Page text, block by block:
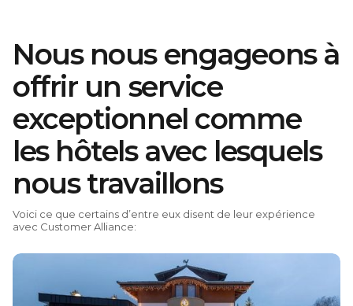
Nous nous engageons à
offrir un service
exceptionnel comme
les hôtels avec lesquels
nous travaillons
Voici ce que certains d’entre eux disent de leur expérience
avec Customer Alliance: